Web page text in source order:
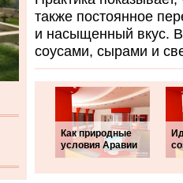
также постоянное
и насыщенный вкус.
соусами, сырами и
Как природные
условия Аравии